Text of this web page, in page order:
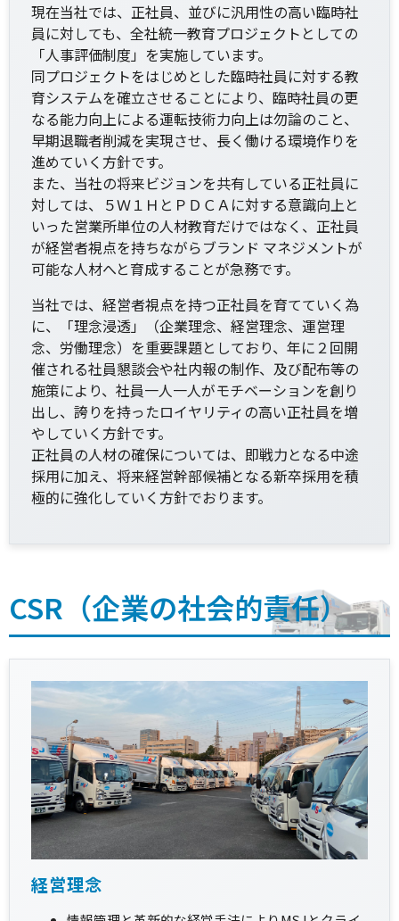
現在当社では、正社員、並びに汎用性の高い臨時社
員に対しても、全社統一教育プロジェクトとしての
「人事評価制度」を実施しています。
同プロジェクトをはじめとした臨時社員に対する教
育システムを確立させることにより、臨時社員の更
なる能力向上による運転技術力向上は勿論のこと、
早期退職者削減を実現させ、長く働ける環境作りを
進めていく方針です。
また、当社の将来ビジョンを共有している正社員に
対しては、５Ｗ１ＨとＰＤＣＡに対する意識向上と
いった営業所単位の人材教育だけではなく、正社員
が経営者視点を持ちながらブランド マネジメントが
可能な人材へと育成することが急務です。
当社では、経営者視点を持つ正社員を育てていく為
に、「理念浸透」（企業理念、経営理念、運営理
念、労働理念）を重要課題としており、年に２回開
催される社員懇談会や社内報の制作、及び配布等の
施策により、社員一人一人がモチベーションを創り
出し、誇りを持ったロイヤリティの高い正社員を増
やしていく方針です。
正社員の人材の確保については、即戦力となる中途
採用に加え、将来経営幹部候補となる新卒採用を積
極的に強化していく方針でおります。
CSR（企業の社会的責任）
経営理念